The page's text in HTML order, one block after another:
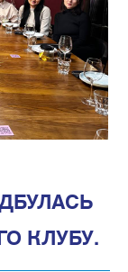
КЛУБУ.